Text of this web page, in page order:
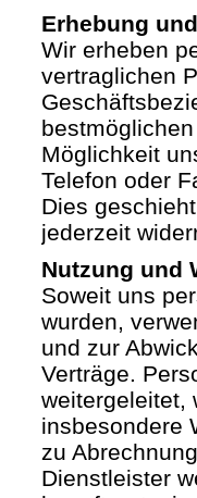
Erhebung
Wir erheben
vertraglichen
Möglichkeit
Telefon oder
Dies
jederzeit
Nutzung und
Soweit uns
wurden,
und zur
Verträge.
weitergeleitet,
insbesondere
zu
Dienstleister